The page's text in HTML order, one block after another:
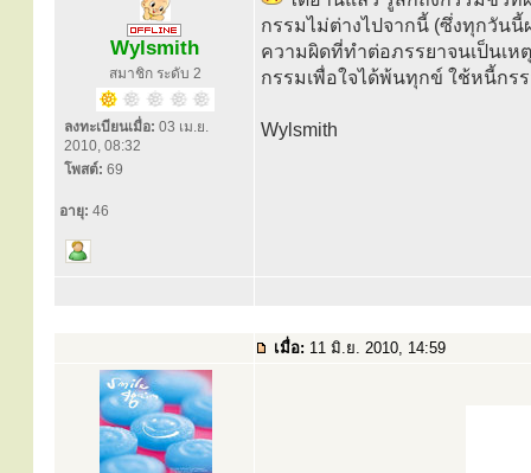
Wylsmith
สมาชิก ระดับ 2
ลงทะเบียนเมื่อ: 03 เม.ย.
2010, 08:32
โพสต์: 69
อายุ: 46
กรรมไม่ต่างไปจากนี้ (ซึ่งทุกวัน
ความผิดที่ทำต่อภรรยาจนเป็นเ
กรรมเพื่อใจได้พ้นทุกข์ ใช้หนี้กร
Wylsmith
เมื่อ: 11 มิ.ย. 2010, 14:59